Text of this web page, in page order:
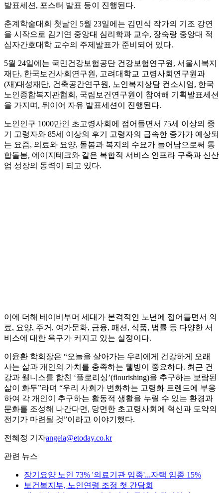
발표세션, 포스터 발표 등이 진행된다.
춘계학술대회 첫날인 5월 23일에는 김민식 작가의 기조 강연
을 시작으로 김기연 중앙대 심리학과 교수, 장숙랑 중앙대 적
십자간호대학 교수의 주제발표가 준비되어 있다.
5월 24일에는 국민건강보험공단 건강보험연구원, 서울시복지
재단, 한국보건사회연구원, 고려대학교 고령사회연구원과
(재)대성재단, 건축공간연구원, 노인복지상담 컨소시엄, 한국
노인종합복지관협회, 국립보건연구원이 참여해 기획발표세션
을 가지며, 뒤이어 자유 발표세션이 진행된다.
노인인구 1000만인 초고령사회에 접어들면서 75세 이상의 중
기 고령자와 85세 이상의 후기 고령자의 급속한 증가가 예상되
는 요즘, 의료와 요양, 돌봄과 복지의 수요가 늘어남으로써 통
합돌봄, 에이지테크와 같은 복합적 서비스 인프라 구축과 신산
업 성장의 동력이 되고 있다.
이에 더해 베이비부머 세대가 본격적인 노년에 접어들면서 의
료, 요양, 주거, 여가문화, 금융, 패션, 식품, 법률 등 다양한 서
비스에 대한 욕구가 커지고 있는 실정이다.
이윤환 학회장은 “오늘을 살아가는 우리에게 건강하게 오래
사는 삶과 개인의 가치를 충족하는 웰빙이 중요하다. 최근 건
강과 웰니스를 합친 ‘플로리싱’(flourishing)을 추구하는 보람된
삶이 화두”라며 “우리 사회가 변화하는 고령화 트렌드에 부응
하여 각 개인이 추구하는 활동적 생활을 누릴 수 있는 환경과
문화를 조성해 나간다면, 당면한 초고령사회에 혁신과 도약의
전기가 마련될 것”이라고 이야기했다.
전혜정 기자angela@etoday.co.kr
관련 뉴스
장기요양 노인 73% '의료기관 임종'...자택 임종 15%
보건복지부, 노인연령 조정 첫 간담회